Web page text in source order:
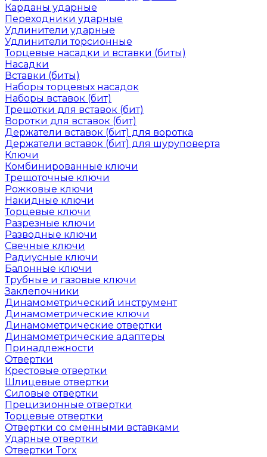
Карданы ударные
Переходники ударные
Удлинители ударные
Удлинители торсионные
Торцевые насадки и вставки (биты)
Насадки
Вставки (биты)
Наборы торцевых насадок
Наборы вставок (бит)
Трещотки для вставок (бит)
Воротки для вставок (бит)
Держатели вставок (бит) для воротка
Держатели вставок (бит) для шуруповерта
Ключи
Комбинированные ключи
Трещоточные ключи
Рожковые ключи
Накидные ключи
Торцевые ключи
Разрезные ключи
Разводные ключи
Свечные ключи
Радиусные ключи
Балонные ключи
Трубные и газовые ключи
Заклепочники
Динамометрический инструмент
Динамометрические ключи
Динамометрические отвертки
Динамометрические адаптеры
Принадлежности
Отвертки
Крестовые отвертки
Шлицевые отвертки
Силовые отвертки
Прецизионные отвертки
Торцевые отвертки
Отвертки со сменными вставками
Ударные отвертки
Отвертки Torx